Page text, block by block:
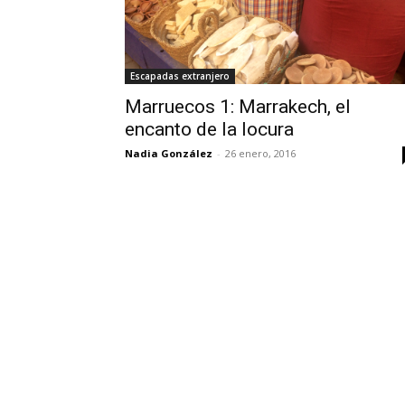
Escapadas extranjero
Marruecos 1: Marrakech, el
encanto de la locura
Nadia González - 26 enero, 2016